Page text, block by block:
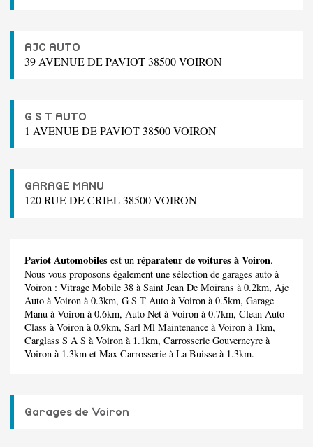
AJC AUTO
39 AVENUE DE PAVIOT 38500 VOIRON
G S T AUTO
1 AVENUE DE PAVIOT 38500 VOIRON
GARAGE MANU
120 RUE DE CRIEL 38500 VOIRON
Paviot Automobiles est un réparateur de voitures à Voiron.
Nous vous proposons également une sélection de garages auto à
Voiron : Vitrage Mobile 38 à Saint Jean De Moirans à 0.2km, Ajc
Auto à Voiron à 0.3km, G S T Auto à Voiron à 0.5km, Garage
Manu à Voiron à 0.6km, Auto Net à Voiron à 0.7km, Clean Auto
Class à Voiron à 0.9km, Sarl Ml Maintenance à Voiron à 1km,
Carglass S A S à Voiron à 1.1km, Carrosserie Gouverneyre à
Voiron à 1.3km et Max Carrosserie à La Buisse à 1.3km.
Garages de Voiron